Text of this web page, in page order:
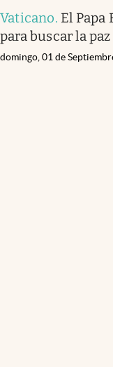
Vaticano. El Papa
para buscar la
domingo, 01 de